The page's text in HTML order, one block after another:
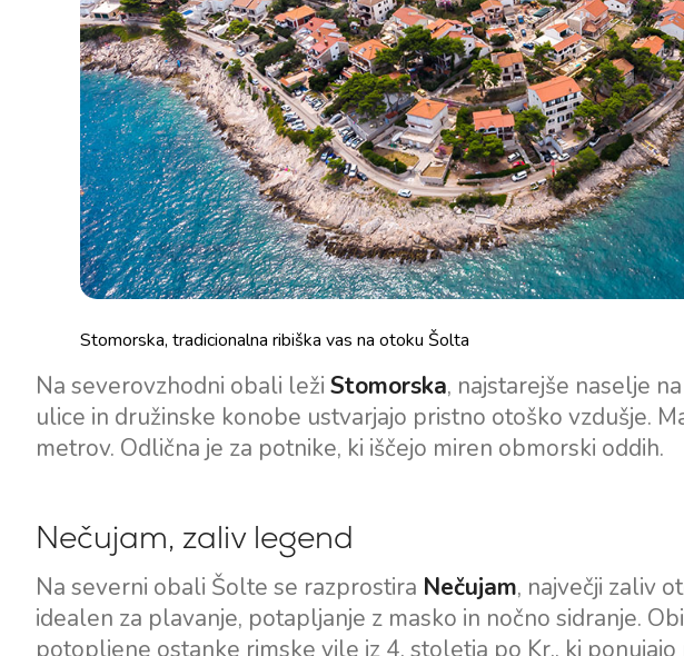
Stomorska, tradicionalna ribiška vas na otoku Šolta
Na severovzhodni obali leži Stomorska, najstarejše naselje
ulice in družinske konobe ustvarjajo pristno otoško vzdušje.
metrov. Odlična je za potnike, ki iščejo miren obmorski oddih.
Nečujam, zaliv legend
Na severni obali Šolte se razprostira Nečujam, največji zaliv
idealen za plavanje, potapljanje z masko in nočno sidranje.
potopljene ostanke rimske vile iz 4. stoletja po Kr., ki